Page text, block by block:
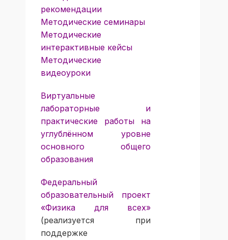
рекомендации
Методические семинары
Методические
интерактивные кейсы
Методические
видеоуроки
Виртуальные
лабораторные и
практические работы на
углублённом уровне
основного общего
образования
Федеральный
образовательный проект
«Физика для всех»
(реализуется при
поддержке